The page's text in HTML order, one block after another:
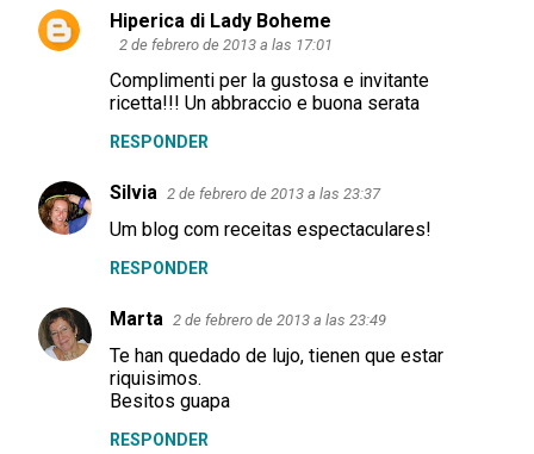
Hiperica di Lady Boheme
2 de febrero de 2013 a las 17:01
Complimenti per la gustosa e invitante
ricetta!!! Un abbraccio e buona serata
RESPONDER
Silvia 2 de febrero de 2013 a las 23:37
Um blog com receitas espectaculares!
RESPONDER
Marta 2 de febrero de 2013 a las 23:49
Te han quedado de lujo, tienen que estar
riquisimos.
Besitos guapa
RESPONDER